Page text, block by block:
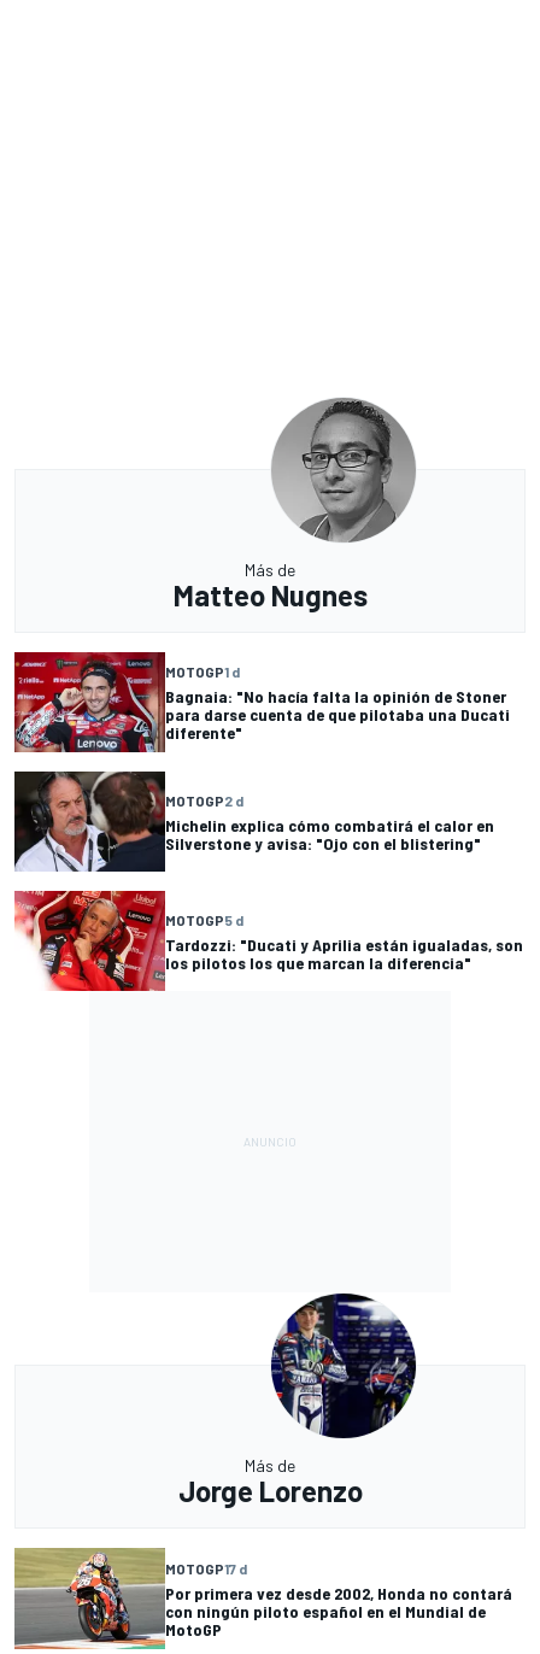
Más de
Matteo Nugnes
MOTOGP1 d
Bagnaia: "No hacía falta la opinión de Stoner
para darse cuenta de que pilotaba una Ducati
diferente"
MOTOGP2 d
Michelin explica cómo combatirá el calor en
Silverstone y avisa: "Ojo con el blistering"
MOTOGP5 d
Tardozzi: "Ducati y Aprilia están igualadas, son
los pilotos los que marcan la diferencia"
Más de
Jorge Lorenzo
MOTOGP17 d
Por primera vez desde 2002, Honda no contará
con ningún piloto español en el Mundial de
MotoGP